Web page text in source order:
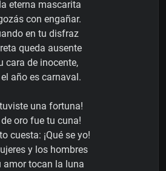
eterna mascarita
con engañar.
en tu disfraz
queda ausente
cara de inocente,
año es carnaval.
tuviste una fortuna!
de oro fue tu cuna!
cuesta: ¡Qué se yo!
y los hombres
amor tocan la luna